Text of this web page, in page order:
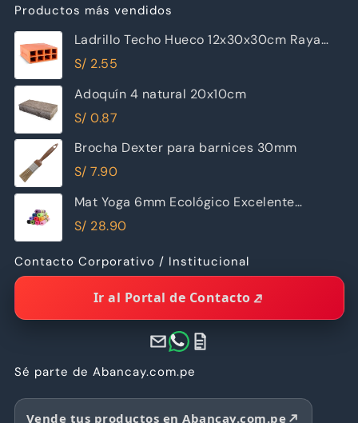
Productos más vendidos
Ladrillo Techo Hueco 12x30x30cm Raya
Piramide
S/ 2.55
Adoquín 4 natural 20x10cm
S/ 0.87
Brocha Dexter para barnices 30mm
S/ 7.90
Mat Yoga 6mm Ecológico Excelente
Calidad
S/ 28.90
Contacto Corporativo / Institucional
Ir al Portal de Contacto
Sé parte de Abancay.com.pe
Vende tus productos en Abancay.com.pe